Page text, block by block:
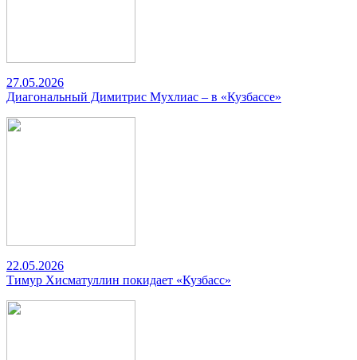
27.05.2026
Диагональный Димитрис Мухлиас – в «Кузбассе»
22.05.2026
Тимур Хисматуллин покидает «Кузбасс»